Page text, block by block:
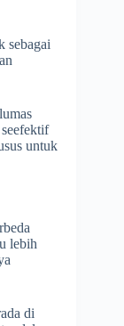
sebagai
untuk
lebih
di